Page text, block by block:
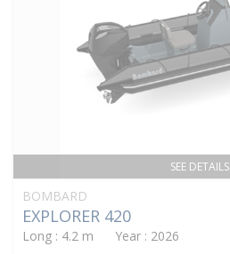
SEE DETAILS
BOMBARD
EXPLORER 420
Long : 4.2 m Year : 2026